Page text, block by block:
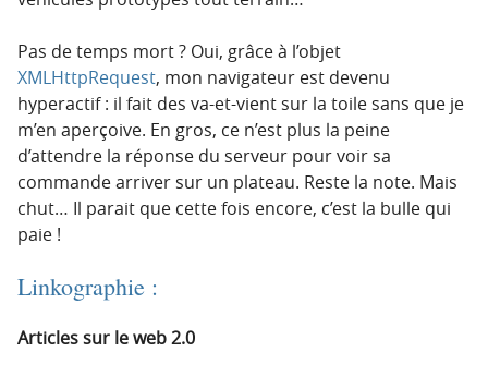
Pas de temps mort ? Oui, grâce à l’objet
XMLHttpRequest, mon navigateur est devenu
hyperactif : il fait des va-et-vient sur la toile sans que je
m’en aperçoive. En gros, ce n’est plus la peine
d’attendre la réponse du serveur pour voir sa
commande arriver sur un plateau. Reste la note. Mais
chut… Il parait que cette fois encore, c’est la bulle qui
paie !
Linkographie :
Articles sur le web 2.0